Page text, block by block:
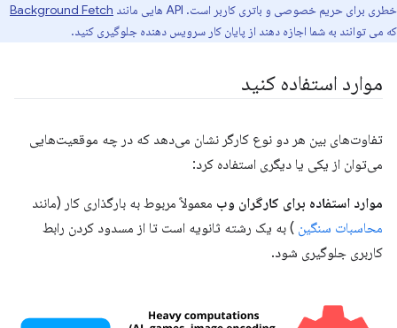
خطری برای حریم خصوصی و باتری کاربر است. API هایی مانند
Background Fetch
که می توانند به شما اجازه دهند از پایان کار سرویس دهنده جلوگیری کنید.
موارد استفاده کنید
تفاوت‌های بین هر دو نوع کارگر نشان می‌دهد که در چه موقعیت‌هایی
می‌توان از یکی یا دیگری استفاده کرد:
موارد استفاده برای کارگران وب معمولاً مربوط به بارگذاری کار (مانند
محاسبات سنگین ) به یک رشته ثانویه است تا از مسدود کردن رابط
کاربری جلوگیری شود.